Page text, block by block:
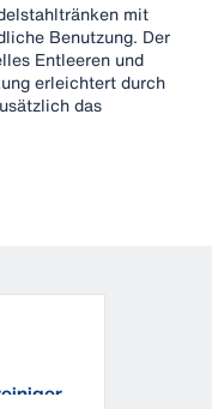
mit
Benutzung. Der
Entleeren und
erleichtert durch
das
ist